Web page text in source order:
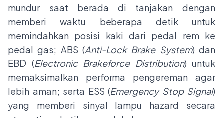
mundur saat berada di tanjakan dengan
memberi waktu beberapa detik untuk
memindahkan posisi kaki dari pedal rem ke
pedal gas; ABS (Anti-Lock Brake System) dan
EBD (Electronic Brakeforce Distribution) untuk
memaksimalkan performa pengereman agar
lebih aman; serta ESS (Emergency Stop Signal)
yang memberi sinyal lampu hazard secara